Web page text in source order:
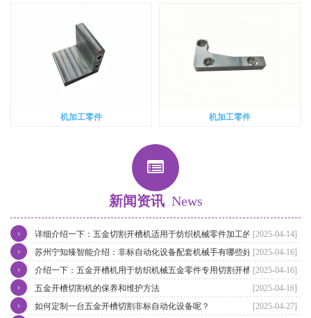
机加工零件 机加工零件
新闻资讯 News
[2025-04-14]
详细介绍一下：五金切割开槽机适用于纺织机械零件加工的特点
›
[2025-04-16]
苏州宁知臻智能介绍：非标自动化设备配套机械手有哪些好处？
›
[2025-04-16]
介绍一下：五金开槽机用于纺织机械五金零件专用切割开槽
›
[2025-04-16]
五金开槽切割机的保养和维护方法
›
[2025-04-27]
如何定制一台五金开槽切割非标自动化设备呢？
›